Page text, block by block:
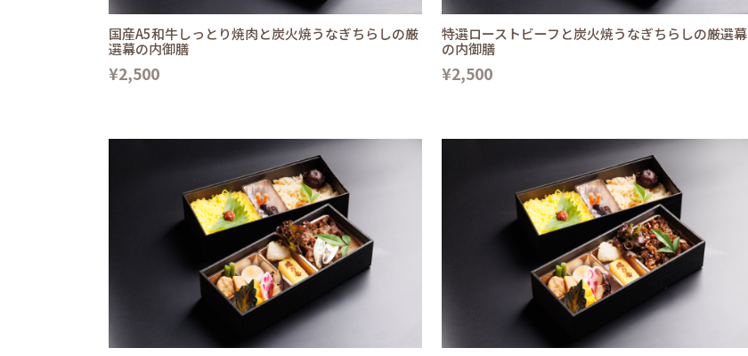
国産A5和牛しっとり焼肉と炭火焼うなぎちらしの厳
選幕の内御膳
¥2,500
特選ローストビーフと炭火焼うなぎちらしの厳選幕
の内御膳
¥2,500